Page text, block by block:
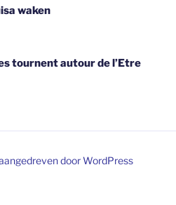
waken
tournent autour de l’Etre
door WordPress